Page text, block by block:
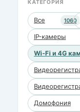
КАТЕГОРИЯ
Все 1060
IP-камеры
Wi-Fi и 4G
Домофония